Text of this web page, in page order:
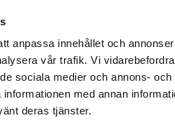
anpassa innehållet och
vår trafik. Vi
sociala medier och annons-
med annan
deras tjänster.